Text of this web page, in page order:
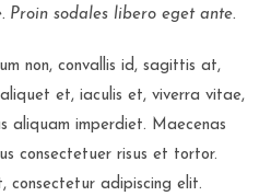
Proin sodales libero eget ante.
non, convallis id, sagittis at,
et, iaculis et, viverra vitae,
aliquam imperdiet. Maecenas
consectetuer risus et tortor.
consectetur adipiscing elit.